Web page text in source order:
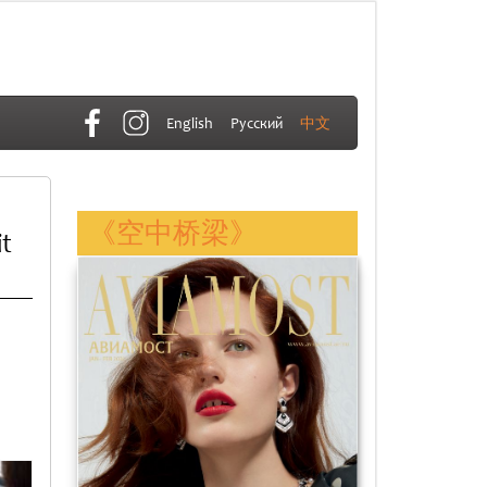
English Русский 中文
《空中桥梁》